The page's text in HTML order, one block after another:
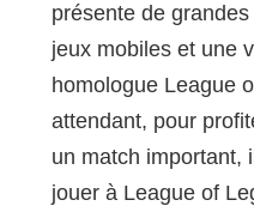
présente de
jeux mobiles et une
homologue League
attendant, pour
un match important,
jouer à League of